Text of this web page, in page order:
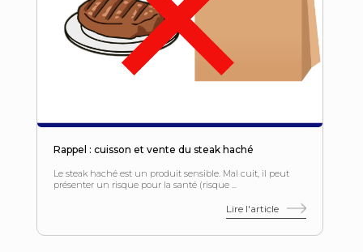
Rappel : cuisson et vente du steak haché
Le steak haché est un produit sensible. Mal cuit, il peut
présenter un risque pour la santé (risque ...
Lire l'article